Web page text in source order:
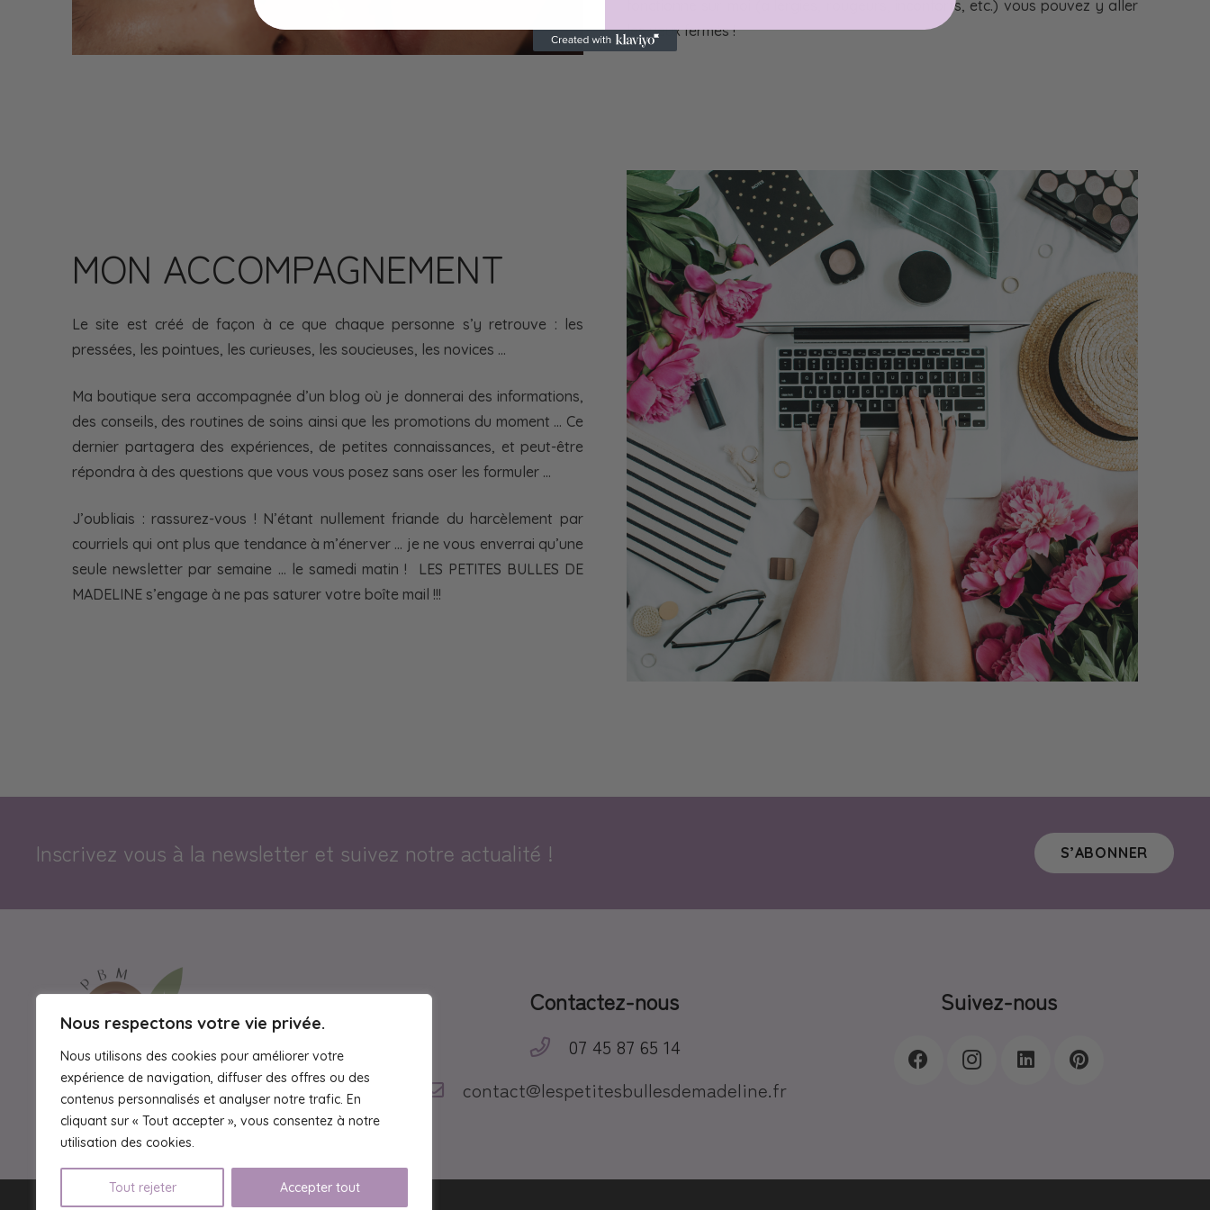
Nous respectons votre vie privée.
Nous utilisons des cookies pour améliorer votre
expérience de navigation, diffuser des offres ou des
contenus personnalisés et analyser notre trafic. En
cliquant sur « Tout accepter », vous consentez à notre
utilisation des cookies.
Tout rejeter Accepter tout
fonctionne sur moi (allergies, rougeurs, inconforts, etc.) vous pouvez y aller
les yeux fermés !
MON ACCOMPAGNEMENT
Le site est créé de façon à ce que chaque personne s’y retrouve : les
pressées, les pointues, les curieuses, les soucieuses, les novices …
Ma boutique sera accompagnée d’un blog où je donnerai des informations,
des conseils, des routines de soins ainsi que les promotions du moment … Ce
dernier partagera des expériences, de petites connaissances, et peut-être
répondra à des questions que vous vous posez sans oser les formuler …
J’oubliais : rassurez-vous ! N’étant nullement friande du harcèlement par
courriels qui ont plus que tendance à m’énerver … je ne vous enverrai qu’une
seule newsletter par semaine … le samedi matin ! LES PETITES BULLES DE
MADELINE s’engage à ne pas saturer votre boîte mail !!!
Inscrivez vous à la newsletter et suivez notre actualité ! S’ABONNER
Contactez-nous
07 45 87 65 14
contact@lespetitesbullesdemadeline.fr
Suivez-nous